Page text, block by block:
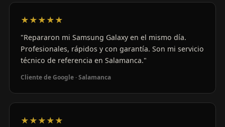
★★★★★
"Repararon mi Samsung Galaxy en el mismo día.
Profesionales, rápidos y con garantía. Son mi servicio
técnico de referencia en Salamanca."
Cliente de Google · Salamanca
★★★★★